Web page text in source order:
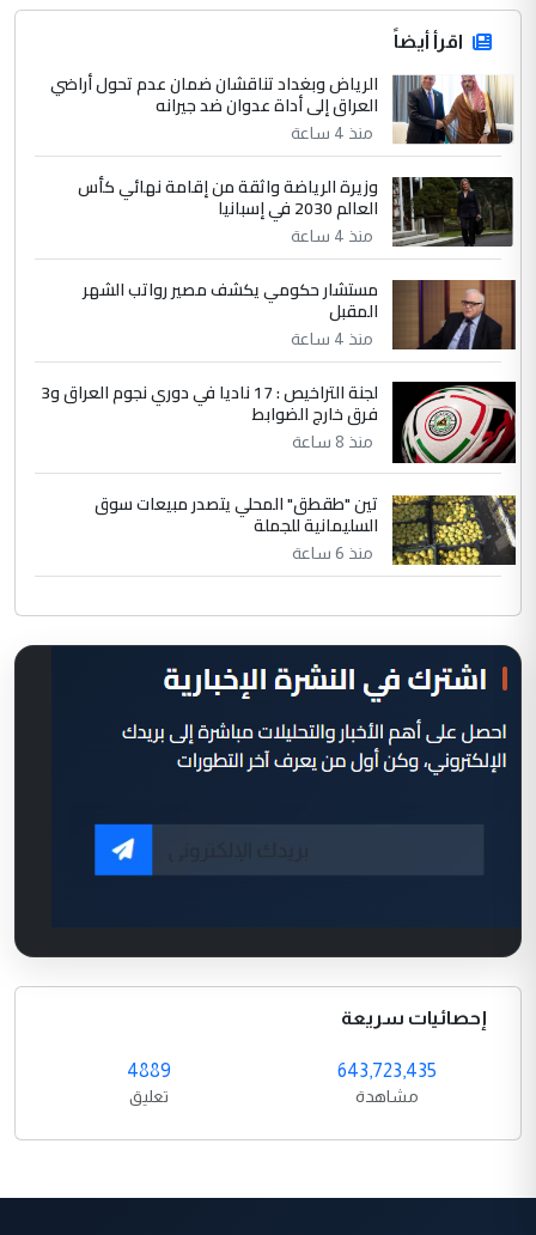
اقرأ أيضاً
الرياض وبغداد تناقشان ضمان عدم تحول أراضي
العراق إلى أداة عدوان ضد جيرانه
منذ 4 ساعة
وزيرة الرياضة واثقة من إقامة نهائي كأس
العالم 2030 في إسبانيا
منذ 4 ساعة
مستشار حكومي يكشف مصير رواتب الشهر
المقبل
منذ 4 ساعة
لجنة التراخيص : 17 ناديا في دوري نجوم العراق و3
فرق خارج الضوابط
منذ 8 ساعة
تين "طقطق" المحلي يتصدر مبيعات سوق
السليمانية للجملة
منذ 6 ساعة
إحصائيات سريعة
643,723,435
مشاهدة
4889
تعليق